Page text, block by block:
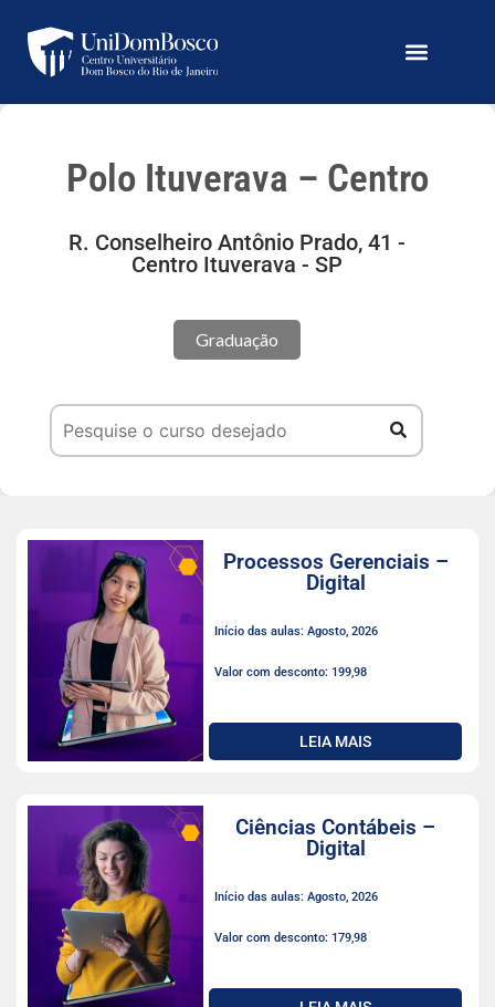
Polo Ituverava – Centro
R. Conselheiro Antônio Prado, 41 -
Centro Ituverava - SP
Graduação
Processos Gerenciais –
Digital
Início das aulas: Agosto, 2026
Valor com desconto: 199,98
LEIA MAIS
Ciências Contábeis –
Digital
Início das aulas: Agosto, 2026
Valor com desconto: 179,98